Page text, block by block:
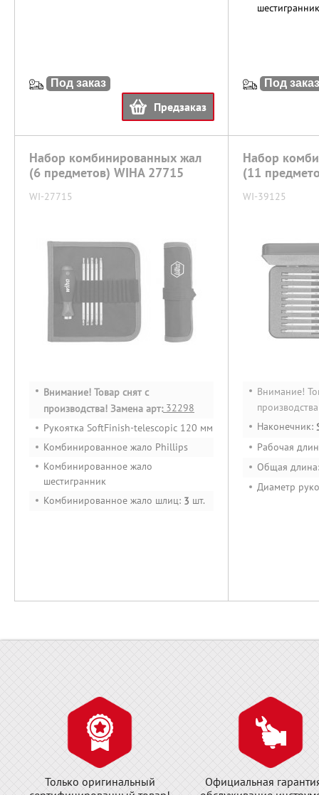
Под заказ
Предзаказ
Под заказ
Набор комбинированных жал
(6 предметов) WIHA 27715
WI-27715
Внимание! Товар снят с
производства! Замена арт:32298
Рукоятка SoftFinish-telescopic 120 мм
Комбинированное жало Phillips
Комбинированное жало
шестигранник
Комбинированное жало шлиц: 3 шт.
Набор
(11
WI-39125
Внимание!
Наконечник:
Рабочая
Общая
Диаметр
Только оригинальный
Официальная